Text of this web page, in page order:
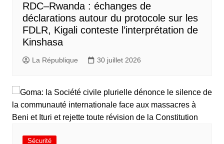
RDC–Rwanda : échanges de
déclarations autour du protocole sur les
FDLR, Kigali conteste l’interprétation de
Kinshasa
La République 30 juillet 2026
Sécurité